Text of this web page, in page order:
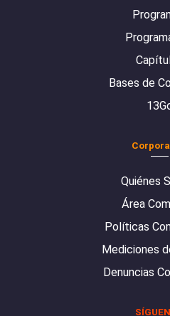
Bases de
Quiénes
Área
Políticas
Mediciones
Denuncias